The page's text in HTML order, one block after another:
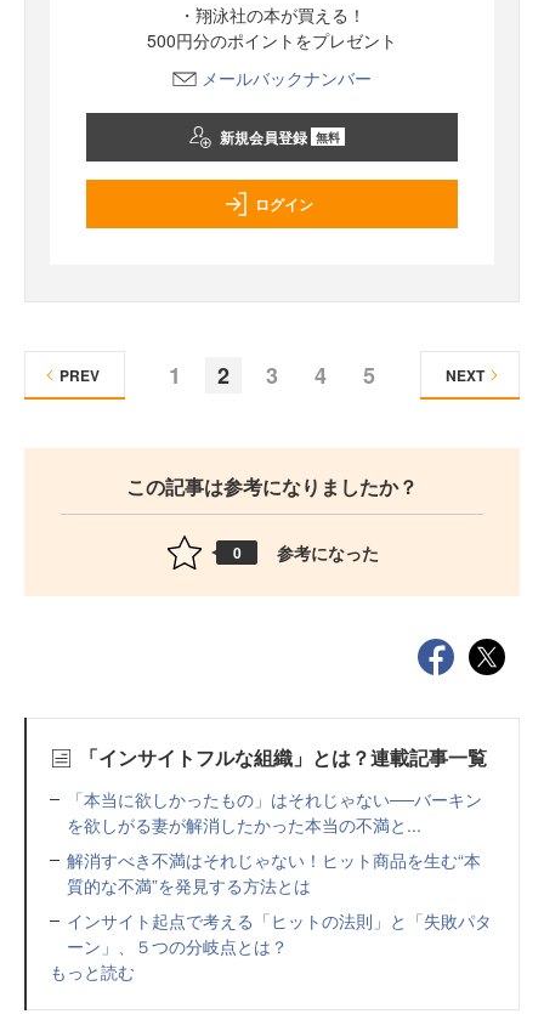
・翔泳社の本が買える！
500円分のポイントをプレゼント
メールバックナンバー
新規会員登録 無料
ログイン
1 2 3 4 5
PREV NEXT
この記事は参考になりましたか？
0 参考になった
「インサイトフルな組織」とは？連載記事一覧
「本当に欲しかったもの」はそれじゃない──バーキン
を欲しがる妻が解消したかった本当の不満と...
解消すべき不満はそれじゃない！ヒット商品を生む“本
質的な不満”を発見する方法とは
インサイト起点で考える「ヒットの法則」と「失敗パタ
ーン」、５つの分岐点とは？
もっと読む